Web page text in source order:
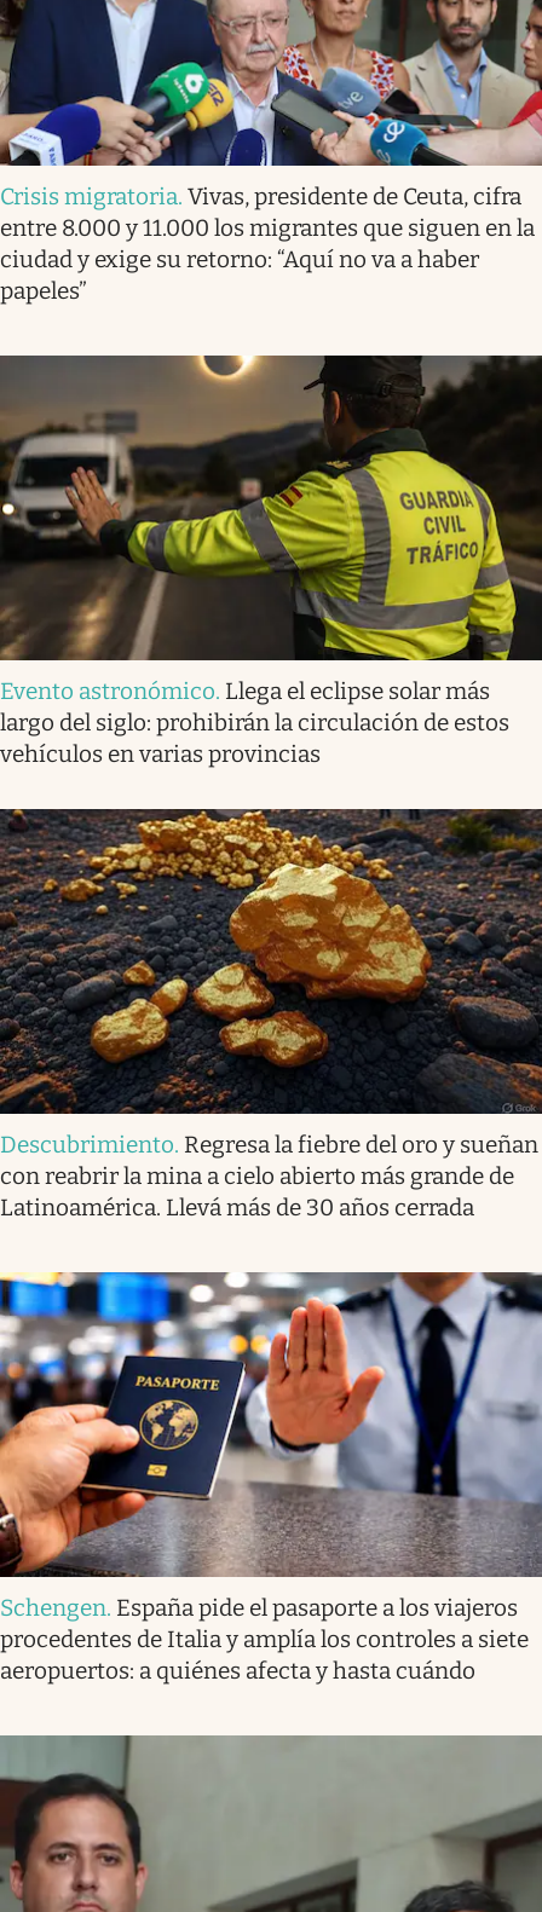
Crisis migratoria. Vivas, presidente de Ceuta, cifra
entre 8.000 y 11.000 los migrantes que siguen en la
ciudad y exige su retorno: “Aquí no va a haber
papeles”
Evento astronómico. Llega el eclipse solar más
largo del siglo: prohibirán la circulación de estos
vehículos en varias provincias
Descubrimiento. Regresa la fiebre del oro y sueñan
con reabrir la mina a cielo abierto más grande de
Latinoamérica. Llevá más de 30 años cerrada
Schengen. España pide el pasaporte a los viajeros
procedentes de Italia y amplía los controles a siete
aeropuertos: a quiénes afecta y hasta cuándo